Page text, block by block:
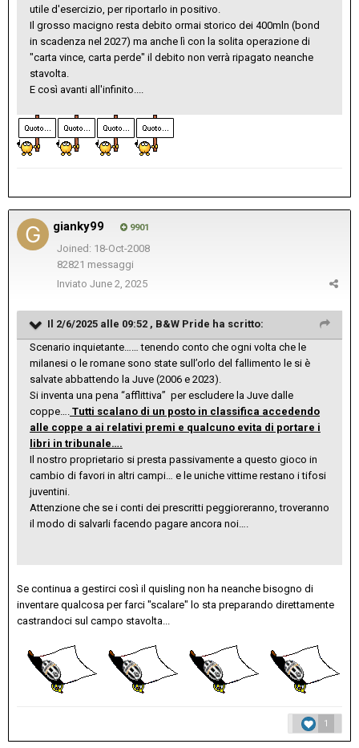
utile d'esercizio, per riportarlo in positivo.
Il grosso macigno resta debito ormai storico dei 400mln (bond
in scadenza nel 2027) ma anche lì con la solita operazione di
"carta vince, carta perde" il debito non verrà ripagato neanche
stavolta.
E così avanti all'infinito....
gianky99 9901
Joined: 18-Oct-2008
82821 messaggi
Inviato June 2, 2025
Il 2/6/2025 alle 09:52 , B&W Pride ha scritto:
Scenario inquietante…… tenendo conto che ogni volta che le
milanesi o le romane sono state sull’orlo del fallimento le si è
salvate abbattendo la Juve (2006 e 2023).
Si inventa una pena “afflittiva” per escludere la Juve dalle
coppe….
Tutti scalano di un posto in classifica accedendo
alle coppe a ai relativi premi e qualcuno evita di portare i
libri in tribunale….
Il nostro proprietario si presta passivamente a questo gioco in
cambio di favori in altri campi… e le uniche vittime restano i tifosi
juventini.
Attenzione che se i conti dei prescritti peggioreranno, troveranno
il modo di salvarli facendo pagare ancora noi….
Se continua a gestirci così il quisling non ha neanche bisogno di
inventare qualcosa per farci "scalare" lo sta preparando direttamente
castrandoci sul campo stavolta...
1